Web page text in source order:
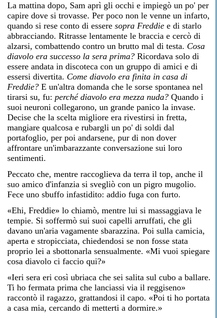
La mattina dopo, Sam aprì gli occhi e impiegò un po' per
capire dove si trovasse. Per poco non le venne un infarto,
quando si rese conto di essere sopra Freddie e di starlo
abbracciando. Ritrasse lentamente le braccia e cercò di
alzarsi, combattendo contro un brutto mal di testa. Cosa
diavolo era successo la sera prima? Ricordava solo di
essere andata in discoteca con un gruppo di amici e di
essersi divertita. Come diavolo era finita in casa di
Freddie? E un'altra domanda che le sorse spontanea nel
tirarsi su, fu: perché diavolo era mezza nuda? Quando i
suoi neuroni collegarono, un grande panico la invase.
Decise che la scelta migliore era rivestirsi in fretta,
mangiare qualcosa e rubargli un po' di soldi dal
portafoglio, per poi andarsene, pur di non dover
affrontare un'imbarazzante conversazione sui loro
sentimenti.
Peccato che, mentre raccoglieva da terra il top, anche il
suo amico d'infanzia si svegliò con un pigro mugolio.
Fece uno sbuffo infastidito: addio fuga con furto.
«Ehi, Freddie» lo chiamò, mentre lui si massaggiava le
tempie. Si soffermò sui suoi capelli arruffati, che gli
davano un'aria vagamente sbarazzina. Poi sulla camicia,
aperta e stropicciata, chiedendosi se non fosse stata
proprio lei a sbottonarla sensualmente. «Mi vuoi spiegare
cosa diavolo ci faccio qui?»
«Ieri sera eri così ubriaca che sei salita sul cubo a ballare.
Ti ho fermata prima che lanciassi via il reggiseno»
raccontò il ragazzo, grattandosi il capo. «Poi ti ho portata
a casa mia, cercando di metterti a dormire.»